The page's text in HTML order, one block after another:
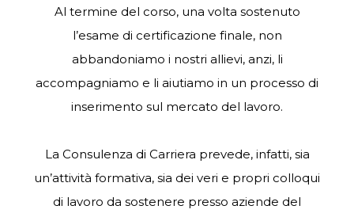
Al termine del corso, una volta sostenuto
l’esame di certificazione finale, non
abbandoniamo i nostri allievi, anzi, li
accompagniamo e li aiutiamo in un processo di
inserimento sul mercato del lavoro.
La Consulenza di Carriera prevede, infatti, sia
un’attività formativa, sia dei veri e propri colloqui
di lavoro da sostenere presso aziende del